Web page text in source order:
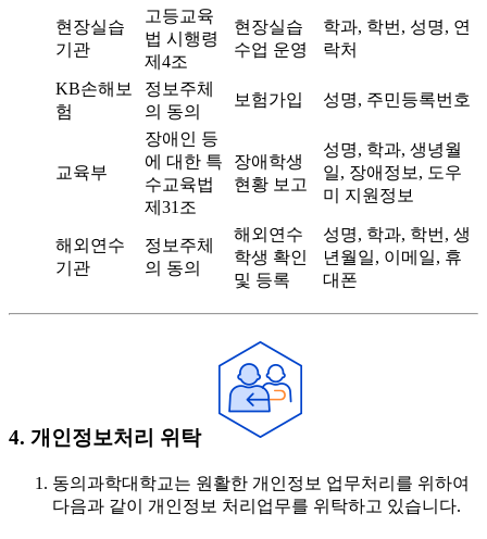
현장실습
기관
고등교육
법 시행령
제4조
현장실습
수업 운영
학과, 학번, 성명, 연
락처
KB손해보
험
정보주체
의 동의
보험가입 성명, 주민등록번호
교육부
장애인 등
에 대한 특
수교육법
제31조
장애학생
현황 보고
성명, 학과, 생녕월
일, 장애정보, 도우
미 지원정보
해외연수
기관
정보주체
의 동의
해외연수
학생 확인
및 등록
성명, 학과, 학번, 생
년월일, 이메일, 휴
대폰
4. 개인정보처리 위탁
동의과학대학교는 원활한 개인정보 업무처리를 위하여
다음과 같이 개인정보 처리업무를 위탁하고 있습니다.